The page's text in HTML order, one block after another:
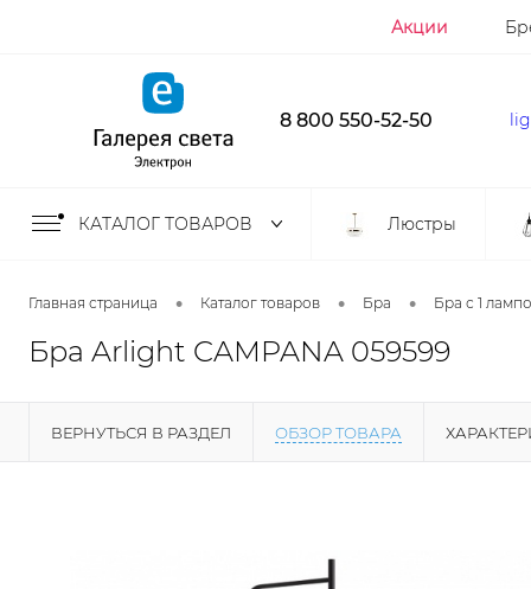
Акции
8 800 550-52-50
КАТАЛОГ ТОВАРОВ Люстры
Главная страница • Каталог товаров • Бра • Бра с 1
Бра Arlight CAMPANA 059599
ВЕРНУТЬСЯ В РАЗДЕЛ ОБЗОР ТОВАРА